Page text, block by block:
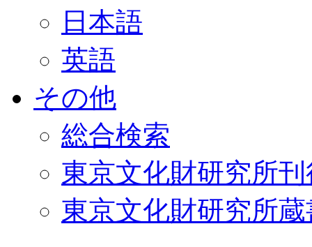
日本語
英語
その他
総合検索
東京文化財研究所
東京文化財研究所